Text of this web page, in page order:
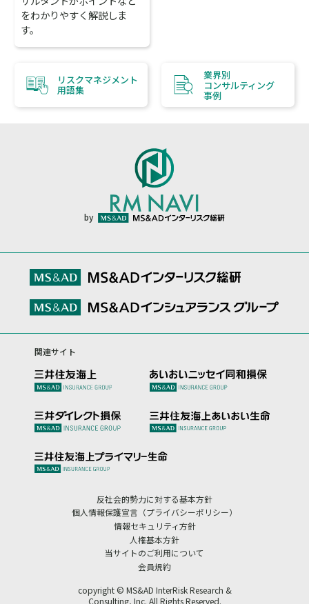
をわかりやすく解説しま
す。
リスクマネジメント
用語集
業界別
コンサルティング
事例
by
関連サイト
反社会的勢力に対する基本方針
個人情報保護宣言（プライバシーポリシー）
情報セキュリティ方針
人権基本方針
当サイトのご利用について
会員規約
copyright © MS&AD InterRisk Research &
Consulting, Inc. All Rights Reserved.